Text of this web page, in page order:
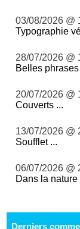
03/08/2026 @
Typographie
28/07/2026 @
Belles phrases
20/07/2026 @
Couverts ...
13/07/2026 @
Soufflet ...
06/07/2026 @
Dans la nature
Derniers